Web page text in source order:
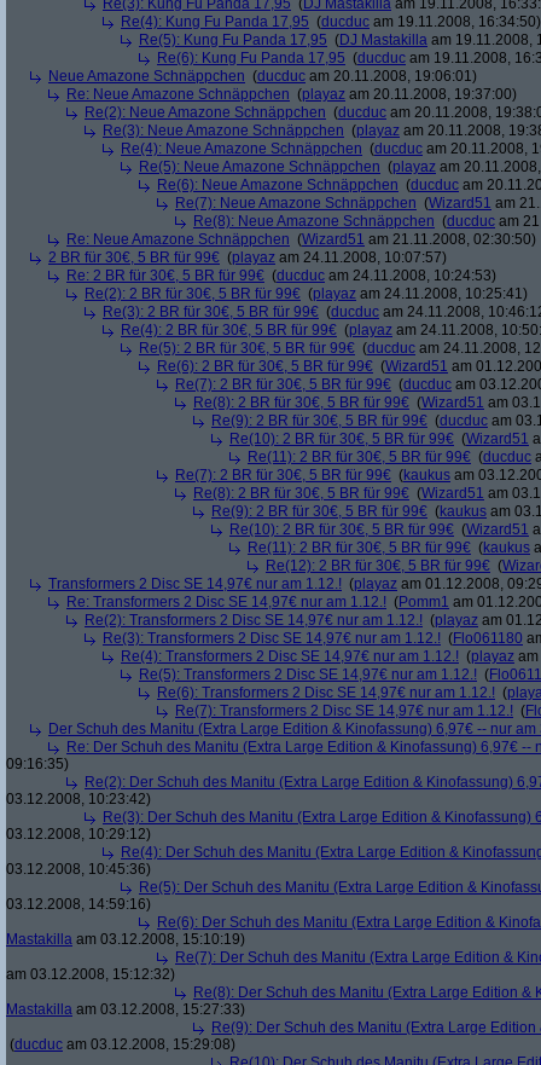
Re(3): Kung Fu Panda 17,95 (DJ Mastakilla am 19.11.2008,
Re(4): Kung Fu Panda 17,95 (ducduc am 19.11.2008, 16:34:50)
Re(5): Kung Fu Panda 17,95 (DJ Mastakilla am 19.11.2008,
Re(6): Kung Fu Panda 17,95 (ducduc am 19.11.2008,
Neue Amazone Schnäppchen (ducduc am 20.11.2008, 19:06:01)
Re: Neue Amazone Schnäppchen (playaz am 20.11.2008, 19:37:00)
Re(2): Neue Amazone Schnäppchen (ducduc am 20.11.2008,
Re(3): Neue Amazone Schnäppchen (playaz am 20.11.2008,
Re(4): Neue Amazone Schnäppchen (ducduc am 20.11.2008,
Re(5): Neue Amazone Schnäppchen (playaz am
Re(6): Neue Amazone Schnäppchen (ducduc am
Re(7): Neue Amazone Schnäppchen (Wizard51 am
Re(8): Neue Amazone Schnäppchen (ducduc am
Re: Neue Amazone Schnäppchen (Wizard51 am 21.11.2008, 02:30:50)
2 BR für 30€, 5 BR für 99€ (playaz am 24.11.2008, 10:07:57)
Re: 2 BR für 30€, 5 BR für 99€ (ducduc am 24.11.2008, 10:24:53)
Re(2): 2 BR für 30€, 5 BR für 99€ (playaz am 24.11.2008, 10:25:41)
Re(3): 2 BR für 30€, 5 BR für 99€ (ducduc am 24.11.2008,
Re(4): 2 BR für 30€, 5 BR für 99€ (playaz am 24.11.2008,
Re(5): 2 BR für 30€, 5 BR für 99€ (ducduc am 24.11.2008,
Re(6): 2 BR für 30€, 5 BR für 99€ (Wizard51 am
Re(7): 2 BR für 30€, 5 BR für 99€ (ducduc am
Re(8): 2 BR für 30€, 5 BR für 99€ (Wizard51 am
Re(9): 2 BR für 30€, 5 BR für 99€ (ducduc am
Re(10): 2 BR für 30€, 5 BR für 99€ (Wizard51
Re(11): 2 BR für 30€, 5 BR für 99€ (ducduc
Re(7): 2 BR für 30€, 5 BR für 99€ (kaukus am
Re(8): 2 BR für 30€, 5 BR für 99€ (Wizard51 am
Re(9): 2 BR für 30€, 5 BR für 99€ (kaukus am
Re(10): 2 BR für 30€, 5 BR für 99€ (Wizard51
Re(11): 2 BR für 30€, 5 BR für 99€ (kaukus
Re(12): 2 BR für 30€, 5 BR für 99€ (
Transformers 2 Disc SE 14,97€ nur am 1.12.! (playaz am 01.12.2008,
Re: Transformers 2 Disc SE 14,97€ nur am 1.12.! (Pomm1 am
Re(2): Transformers 2 Disc SE 14,97€ nur am 1.12.! (playaz am
Re(3): Transformers 2 Disc SE 14,97€ nur am 1.12.! (Flo061180
Re(4): Transformers 2 Disc SE 14,97€ nur am 1.12.! (playaz
Re(5): Transformers 2 Disc SE 14,97€ nur am 1.12.! (
Re(6): Transformers 2 Disc SE 14,97€ nur am 1.12.! (
Re(7): Transformers 2 Disc SE 14,97€ nur am 1.12.! (
Der Schuh des Manitu (Extra Large Edition & Kinofassung) 6,97€ -- nur am
Re: Der Schuh des Manitu (Extra Large Edition & Kinofassung) 6,97€ --
09:16:35)
Re(2): Der Schuh des Manitu (Extra Large Edition & Kinofassung)
03.12.2008, 10:23:42)
Re(3): Der Schuh des Manitu (Extra Large Edition & Kinofassung)
03.12.2008, 10:29:12)
Re(4): Der Schuh des Manitu (Extra Large Edition &
03.12.2008, 10:45:36)
Re(5): Der Schuh des Manitu (Extra Large Edition &
03.12.2008, 14:59:16)
Re(6): Der Schuh des Manitu (Extra Large Edition &
Mastakilla am 03.12.2008, 15:10:19)
Re(7): Der Schuh des Manitu (Extra Large Edition &
am 03.12.2008, 15:12:32)
Re(8): Der Schuh des Manitu (Extra Large Edition &
Mastakilla am 03.12.2008, 15:27:33)
Re(9): Der Schuh des Manitu (Extra Large
(ducduc am 03.12.2008, 15:29:08)